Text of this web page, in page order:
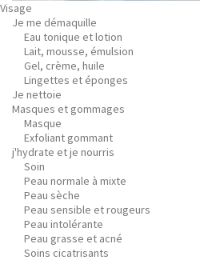
Visage
Je me démaquille
Eau tonique et lotion
Lait, mousse, émulsion
Gel, crème, huile
Lingettes et éponges
Je nettoie
Masques et gommages
Masque
Exfoliant gommant
j'hydrate et je nourris
Soin
Peau normale à mixte
Peau sèche
Peau sensible et rougeurs
Peau intolérante
Peau grasse et acné
Soins cicatrisants